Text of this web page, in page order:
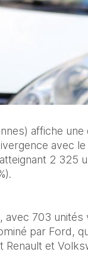
affiche une
avec
2 325
avec 703
par Ford,
et